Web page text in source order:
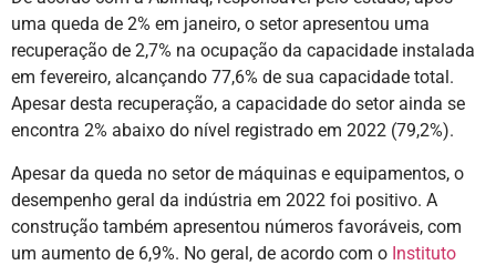
uma queda de 2% em janeiro, o setor apresentou uma
recuperação de 2,7% na ocupação da capacidade instalada
em fevereiro, alcançando 77,6% de sua capacidade total.
Apesar desta recuperação, a capacidade do setor ainda se
encontra 2% abaixo do nível registrado em 2022 (79,2%).
Apesar da queda no setor de máquinas e equipamentos, o
desempenho geral da indústria em 2022 foi positivo. A
construção também apresentou números favoráveis, com
um aumento de 6,9%. No geral, de acordo com o Instituto